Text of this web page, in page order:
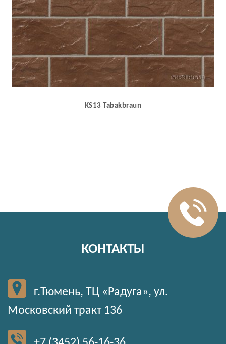
KS13 Tabakbraun
КОНТАКТЫ
г.Тюмень, ТЦ «Радуга», ул.
Московский тракт 136